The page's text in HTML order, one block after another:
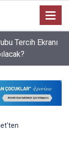
Tercih Ekranı